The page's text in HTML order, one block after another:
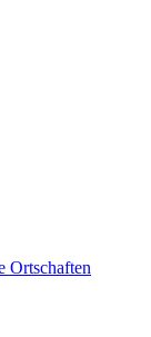
Ortschaften